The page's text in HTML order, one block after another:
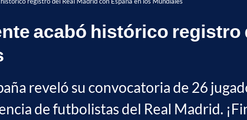
acabó histórico registro
reveló su convocatoria de 26
de futbolistas del Real Madrid.